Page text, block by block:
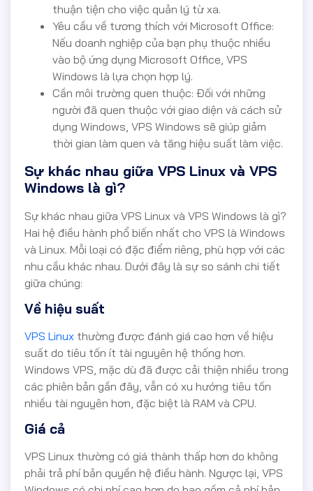
thuận tiện cho việc quản lý từ xa.
Yêu cầu về tương thích với Microsoft Office:
Nếu doanh nghiệp của bạn phụ thuộc nhiều
vào bộ ứng dụng Microsoft Office, VPS
Windows là lựa chọn hợp lý.
Cần môi trường quen thuộc: Đối với những
người đã quen thuộc với giao diện và cách sử
dụng Windows, VPS Windows sẽ giúp giảm
thời gian làm quen và tăng hiệu suất làm việc.
Sự khác nhau giữa VPS Linux và VPS
Windows là gì?
Sự khác nhau giữa VPS Linux và VPS Windows là gì?
Hai hệ điều hành phổ biến nhất cho VPS là Windows
và Linux. Mỗi loại có đặc điểm riêng, phù hợp với các
nhu cầu khác nhau. Dưới đây là sự so sánh chi tiết
giữa chúng:
Về hiệu suất
VPS Linux thường được đánh giá cao hơn về hiệu
suất do tiêu tốn ít tài nguyên hệ thống hơn.
Windows VPS, mặc dù đã được cải thiện nhiều trong
các phiên bản gần đây, vẫn có xu hướng tiêu tốn
nhiều tài nguyên hơn, đặc biệt là RAM và CPU.
Giá cả
VPS Linux thường có giá thành thấp hơn do không
phải trả phí bản quyền hệ điều hành. Ngược lại, VPS